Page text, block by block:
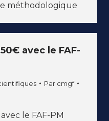
méthodologique
avec le FAF-
Par cmgf
le FAF-PM